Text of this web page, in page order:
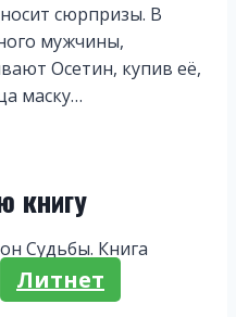
сюрпризы. В
мужчины,
Осетин, купив её,
маску…
книгу
Судьбы. Книга
Литнет